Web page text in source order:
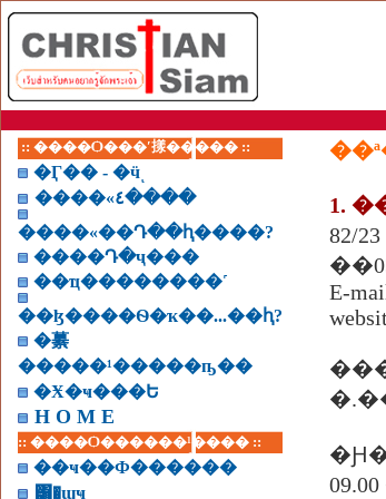
:: ����Ѻ���ʹ㨾����� ::
�Ӷ�� - �ӵͺ
����«٤����
����«��Դ��ԧ����?
����Դ�ҷ���
��ҵ��������˹
��ɮ����Ѳ�ҡ��...��ԧ?
�繤
�����¹�����ҧ��
�Ӿ�ҹ���Ե
H O M E
:: ����Ѻ������¹���� ::
��ҹ��Ф������
͸�ɰҹ
1.
82/
E-